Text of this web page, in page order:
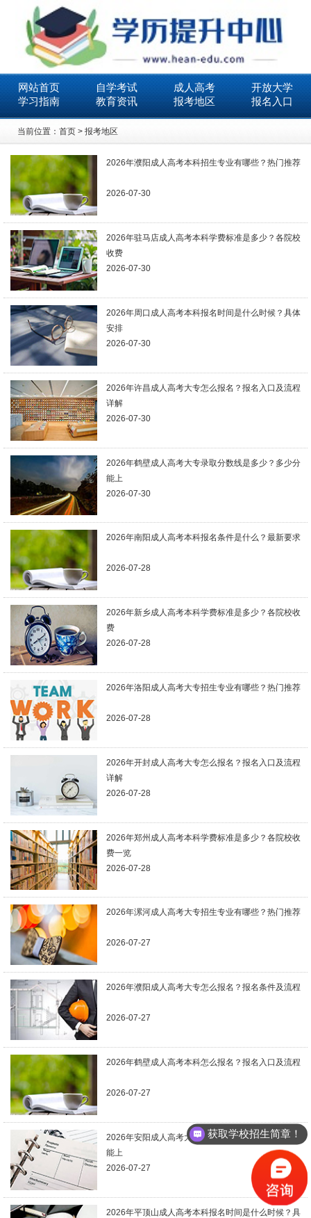
网站首页 自学考试 成人高考
开放大学
学习指南
教育资讯 报考地区 报名入口
当前位置： 首页 > 报考地区
2026年濮阳成人高考本科招生专业有哪些？热门推荐
2026-07-30
2026年驻马店成人高考本科学费标准是多少？各院校
收费
2026-07-30
2026年周口成人高考本科报名时间是什么时候？具体
安排
2026-07-30
2026年许昌成人高考大专怎么报名？报名入口及流程
详解
2026-07-30
2026年鹤壁成人高考大专录取分数线是多少？多少分
能上
2026-07-30
2026年南阳成人高考本科报名条件是什么？最新要求
2026-07-28
2026年新乡成人高考本科学费标准是多少？各院校收
费
2026-07-28
2026年洛阳成人高考大专招生专业有哪些？热门推荐
2026-07-28
2026年开封成人高考大专怎么报名？报名入口及流程
详解
2026-07-28
2026年郑州成人高考本科学费标准是多少？各院校收
费一览
2026-07-28
2026年漯河成人高考大专招生专业有哪些？热门推荐
2026-07-27
2026年濮阳成人高考大专怎么报名？报名条件及流程
2026-07-27
2026年鹤壁成人高考本科怎么报名？报名入口及流程
2026-07-27
2026年安阳成人高考大专录取分数线是多少？多少分
能上
2026-07-27
2026年平顶山成人高考本科报名时间是什么时候？具
获取学校招生简章！